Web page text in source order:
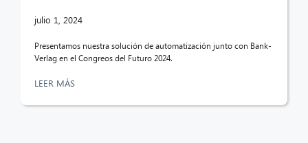
julio 1, 2024
Presentamos nuestra solución de automatización junto con Bank-
Verlag en el Congreos del Futuro 2024.
LEER MÁS